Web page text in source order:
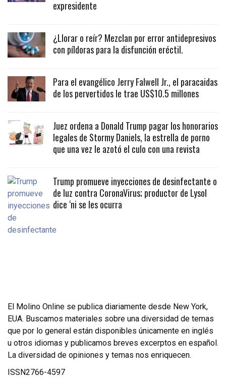
expresidente
¿Llorar o reír? Mezclan por error antidepresivos
con píldoras para la disfunción eréctil.
Para el evangélico Jerry Falwell Jr., el paracaidas
de los pervertidos le trae US$10.5 millones
Juez ordena a Donald Trump pagar los honorarios
legales de Stormy Daniels, la estrella de porno
que una vez le azotó el culo con una revista
Trump promueve inyecciones de desinfectante o
de luz contra CoronaVirus; productor de Lysol
dice ‘ni se les ocurra
El Molino Online se publica diariamente desde New York,
EUA. Buscamos materiales sobre una diversidad de temas
que por lo general están disponibles únicamente en inglés
u otros idiomas y publicamos breves excerptos en español.
La diversidad de opiniones y temas nos enriquecen.
ISSN2766-4597